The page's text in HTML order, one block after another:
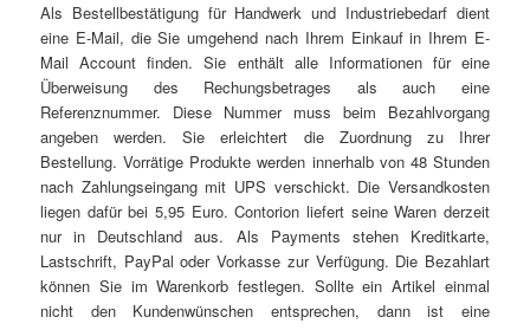
Als Bestellbestätigung für Handwerk und Industriebedarf dient
eine E-Mail, die Sie umgehend nach Ihrem Einkauf in Ihrem E-
Mail Account finden. Sie enthält alle Informationen für eine
Überweisung des Rechungsbetrages als auch eine
Referenznummer. Diese Nummer muss beim Bezahlvorgang
angeben werden. Sie erleichtert die Zuordnung zu Ihrer
Bestellung. Vorrätige Produkte werden innerhalb von 48 Stunden
nach Zahlungseingang mit UPS verschickt. Die Versandkosten
liegen dafür bei 5,95 Euro. Contorion liefert seine Waren derzeit
nur in Deutschland aus. Als Payments stehen Kreditkarte,
Lastschrift, PayPal oder Vorkasse zur Verfügung. Die Bezahlart
können Sie im Warenkorb festlegen. Sollte ein Artikel einmal
nicht den Kundenwünschen entsprechen, dann ist eine